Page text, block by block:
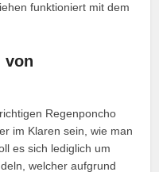
funktioniert mit dem
von
Regenponcho
im Klaren sein, wie man
es sich lediglich um
welcher aufgrund